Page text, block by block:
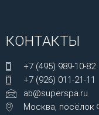
КОНТАКТЫ
+7 (495) 989-10-82
+7 (926) 011-21-11
ab@superspa.ru
Москва, посёлок